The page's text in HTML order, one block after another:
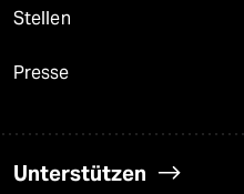
Stellen
Presse
Unterstützen